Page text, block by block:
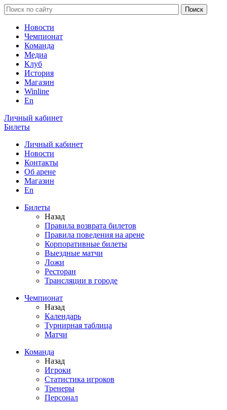
Новости
Чемпионат
Команда
Медиа
Клуб
История
Магазин
Winline
En
Личный кабинет
Билеты
Личный кабинет
Новости
Контакты
Об арене
Магазин
En
Билеты
Назад
Правила возврата билетов
Правила поведения на арене
Корпоративные билеты
Выездные матчи
Ложи
Ресторан
Трансляции в городе
Чемпионат
Назад
Календарь
Турнирная таблица
Матчи
Команда
Назад
Игроки
Статистика игроков
Тренеры
Персонал